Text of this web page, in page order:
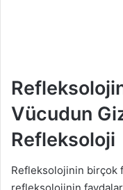
Vücudun
Refleksoloji
Refleksolojinin birçok